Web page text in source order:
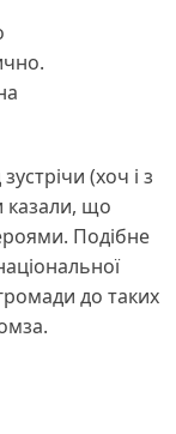
(хоч і з
що
Подібне
до таких